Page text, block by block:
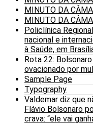
MINUTO DA
MINUTO DA
Policlínica
nacional e
à Saúde, em
Rota 22:
ovacionado por
Sample Page
Typography
Valdemar diz que
Flávio Bolsonaro
crava: “ele vai